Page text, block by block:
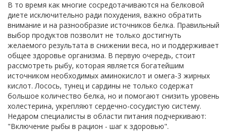
В то время как многие сосредотачиваются на белковой
диете исключительно ради похудения, важно обратить
внимание и на разнообразие источников белка. Правильный
выбор продуктов позволит не только достигнуть
желаемого результата в снижении веса, но и поддерживает
общее здоровье организма. В первую очередь, стоит
рассмотреть рыбу, которая является богатейшим
источником необходимых аминокислот и омега-3 жирных
кислот. Лосось, тунец и сардины не только содержат
большое количество белка, но и помогают снизить уровень
холестерина, укрепляют сердечно-сосудистую систему.
Недаром специалисты в области питания подчеркивают:
"Включение рыбы в рацион - шаг к здоровью".